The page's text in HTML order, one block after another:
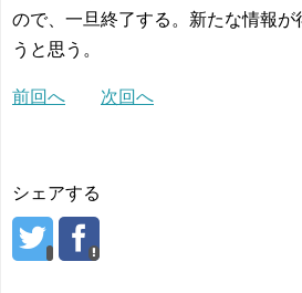
ので、一旦終了する。新たな情報が
うと思う。
前回へ 次回へ
シェアする